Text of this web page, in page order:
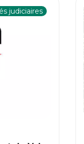
judiciaires